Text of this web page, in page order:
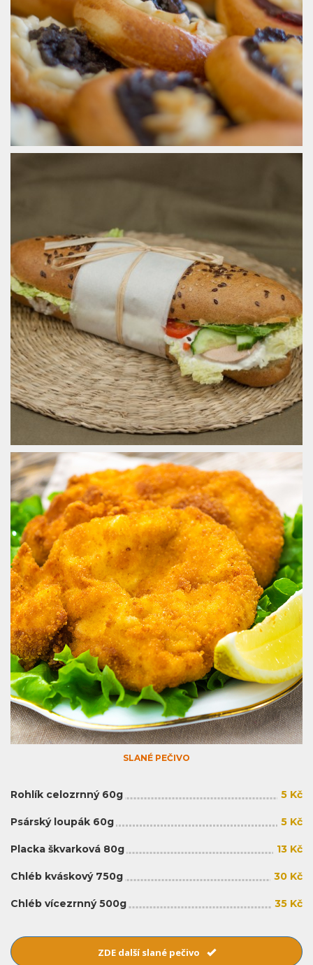
SLANÉ PEČIVO
Rohlík celozrnný 60g 5 Kč
Psárský loupák 60g 5 Kč
Placka škvarková 80g 13 Kč
Chléb kváskový 750g 30 Kč
Chléb vícezrnný 500g 35 Kč
ZDE další slané pečivo